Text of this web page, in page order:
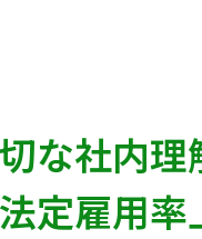
な社内理
定雇用率